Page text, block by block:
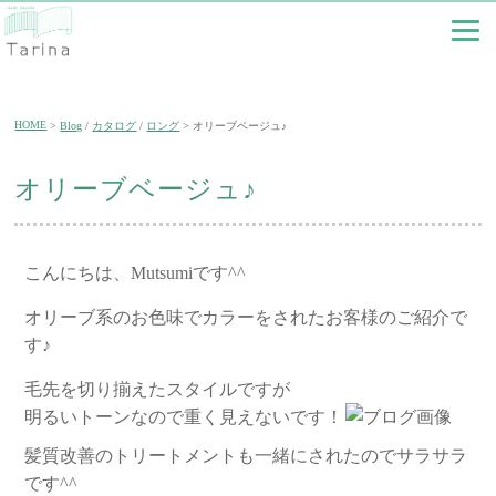
HOME Blog / カタログ / ロング オリーブベージュ♪
オリーブベージュ♪
こんにちは、Mutsumiです^^
オリーブ系のお色味でカラーをされたお客様のご紹介で
す♪
毛先を切り揃えたスタイルですが
明るいトーンなので重く見えないです！
髪質改善のトリートメントも一緒にされたのでサラサラ
です^^